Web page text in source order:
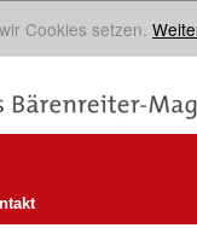
Cookies setzen.